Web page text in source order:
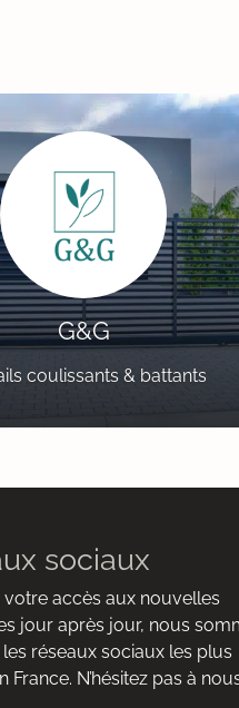
G&G
coulissants & battants
sociaux
votre accès aux nouvelles
jour après jour, nous
réseaux sociaux les plus
France. N’hésitez pas à